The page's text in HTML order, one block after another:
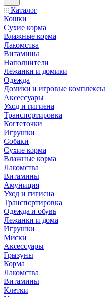
Каталог
Кошки
Сухие корма
Влажные корма
Лакомства
Витамины
Наполнители
Лежанки и домики
Одежда
Домики и игровые комплексы
Аксессуары
Уход и гигиена
Транспортировка
Когтеточки
Игрушки
Собаки
Сухие корма
Влажные корма
Лакомства
Витамины
Амуниция
Уход и гигиена
Транспортировка
Одежда и обувь
Лежанки и дома
Игрушки
Миски
Аксессуары
Грызуны
Корма
Лакомства
Витамины
Клетки